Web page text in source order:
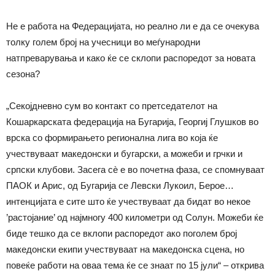
Не е работа на Федерацијата, но реално ли е да се очекува
толку голем број на учесници во меѓународни
натпреварувања и како ќе се склопи распоредот за новата
сезона?
„Секојдневно сум во контакт со претседателот на
Кошаркарската федерација на Бугарија, Георгиј Глушков во
врска со формирањето регионална лига во која ќе
учествуваат македонски и бугарски, а можеби и грчки и
српски клубови. Засега сè е во почетна фаза, се спомнуваат
ПАОК и Арис, од Бугарија се Левски Лукоил, Берое…
интенцијата е сите што ќе учествуваат да бидат во некое
’растојание’ од најмногу 400 километри од Солун. Можеби ќе
биде тешко да се вклопи распоредот ако поголем број
македонски екипи учествуваат на македонска сцена, но
повеќе работи на оваа тема ќе се знаат по 15 јули“ – открива